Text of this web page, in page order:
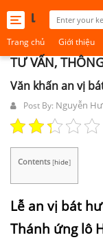
Toggle
navigation
Trang chủ Giới thiệu
TƯ VẤN,
Văn khấn an vị
Post By: Nguyễn
Contents [hide]
Lễ an vị bát
Thánh ứng lô